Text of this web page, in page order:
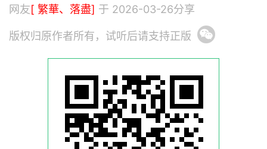
网友[ 繁華、落盡] 于 2026-03-26分享
版权归原作者所有，试听后请支持正版